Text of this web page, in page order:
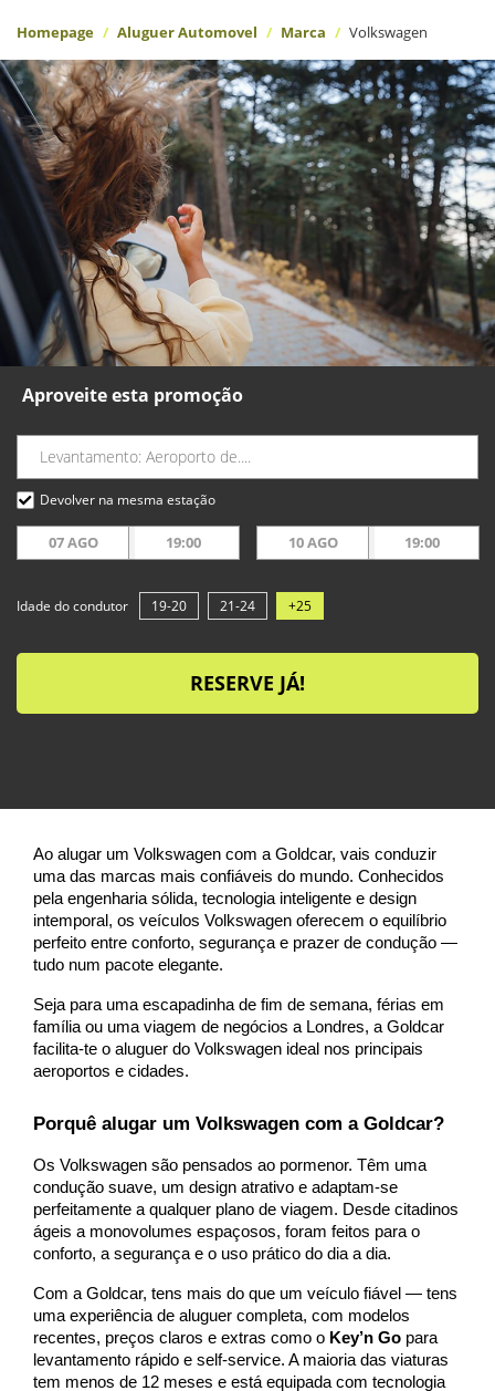
Homepage Aluguer Automovel Marca Volkswagen
Aproveite esta promoção
Devolver na mesma estação
07 AGO 19:00 10 AGO 19:00
Idade do condutor 19-20 21-24 +25
RESERVE JÁ!
Ao alugar um Volkswagen com a Goldcar, vais conduzir
uma das marcas mais confiáveis do mundo. Conhecidos
pela engenharia sólida, tecnologia inteligente e design
intemporal, os veículos Volkswagen oferecem o equilíbrio
perfeito entre conforto, segurança e prazer de condução —
tudo num pacote elegante.
Seja para uma escapadinha de fim de semana, férias em
família ou uma viagem de negócios a Londres, a Goldcar
facilita-te o aluguer do Volkswagen ideal nos principais
aeroportos e cidades.
Porquê alugar um Volkswagen com a Goldcar?
Os Volkswagen são pensados ao pormenor. Têm uma
condução suave, um design atrativo e adaptam-se
perfeitamente a qualquer plano de viagem. Desde citadinos
ágeis a monovolumes espaçosos, foram feitos para o
conforto, a segurança e o uso prático do dia a dia.
Com a Goldcar, tens mais do que um veículo fiável — tens
uma experiência de aluguer completa, com modelos
recentes, preços claros e extras como o Key’n Go para
levantamento rápido e self-service. A maioria das viaturas
tem menos de 12 meses e está equipada com tecnologia